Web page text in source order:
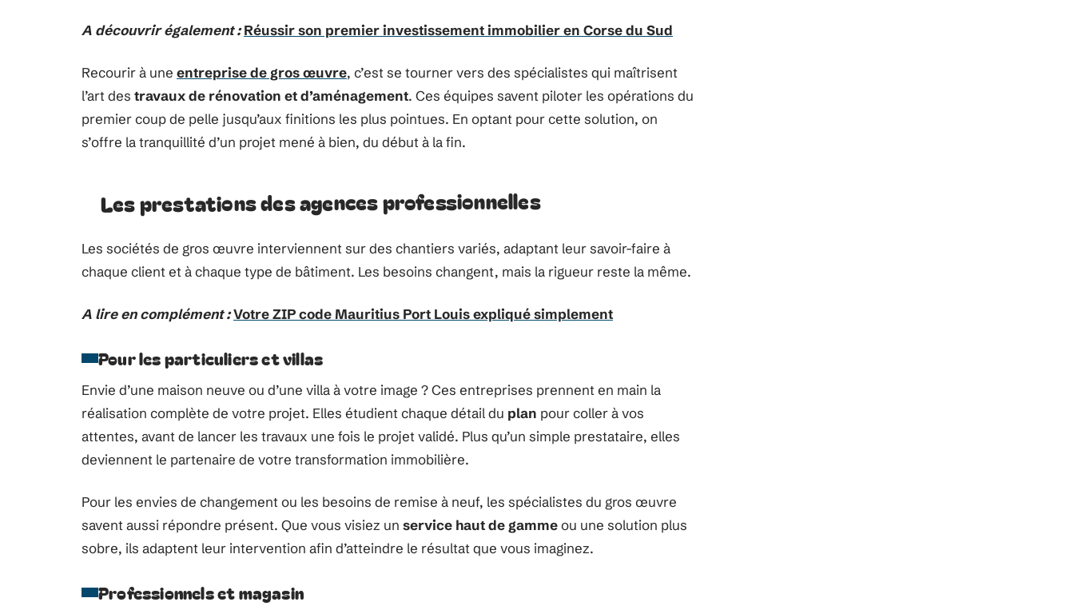
A découvrir également : Réussir son premier investissement immobilier en Corse du Sud
Recourir à une entreprise de gros œuvre, c’est se tourner vers des spécialistes qui maîtrisent
l’art des travaux de rénovation et d’aménagement. Ces équipes savent piloter les opérations du
premier coup de pelle jusqu’aux finitions les plus pointues. En optant pour cette solution, on
s’offre la tranquillité d’un projet mené à bien, du début à la fin.
Les prestations des agences professionnelles
Les sociétés de gros œuvre interviennent sur des chantiers variés, adaptant leur savoir-faire à
chaque client et à chaque type de bâtiment. Les besoins changent, mais la rigueur reste la même.
A lire en complément :Votre ZIP code Mauritius Port Louis expliqué simplement
Pour les particuliers et villas
Envie d’une maison neuve ou d’une villa à votre image ? Ces entreprises prennent en main la
réalisation complète de votre projet. Elles étudient chaque détail du plan pour coller à vos
attentes, avant de lancer les travaux une fois le projet validé. Plus qu’un simple prestataire, elles
deviennent le partenaire de votre transformation immobilière.
Pour les envies de changement ou les besoins de remise à neuf, les spécialistes du gros œuvre
savent aussi répondre présent. Que vous visiez un service haut de gammeou une solution plus
sobre, ils adaptent leur intervention afin d’atteindre le résultat que vous imaginez.
Professionnels et magasin